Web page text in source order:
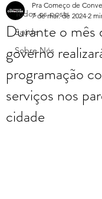
Todos os posts
Saúde
Sobre Nós
Durante o mês
governo
programação
serviços nos
cidade
Pra Começo de
7 de mai. de 2024 2